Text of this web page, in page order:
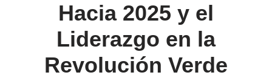
Hacia 2025 y el
Liderazgo en la
Revolución Verde